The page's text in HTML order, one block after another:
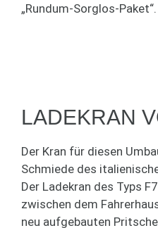
„Rundum-Sorglos-Paket“.
LADEKRAN
Der Kran für diesen
Schmiede des
Der Ladekran des Typs
zwischen dem
neu aufgebauten